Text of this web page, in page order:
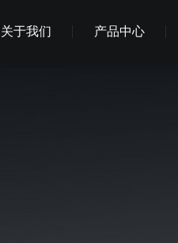
关于我们 产品中心